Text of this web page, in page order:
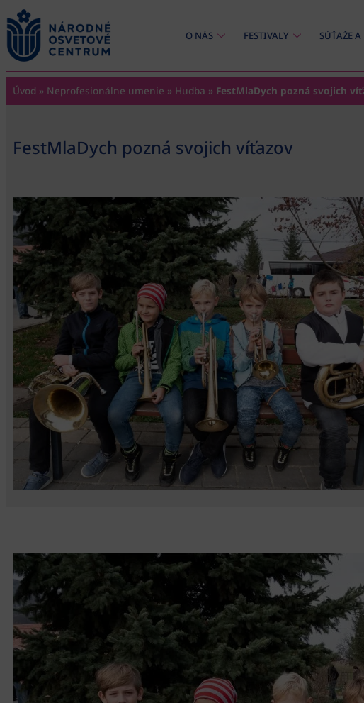
content
O NÁS FESTIVALY SÚŤAŽE
Úvod » Neprofesionálne umenie » Hudba » FestMlaDych pozná svojich
FestMlaDych pozná svojich víťazov